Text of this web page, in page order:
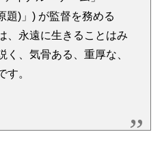
題)」) が監督を務める
、永遠に生きることはみ
、気骨ある、重厚な、
す。